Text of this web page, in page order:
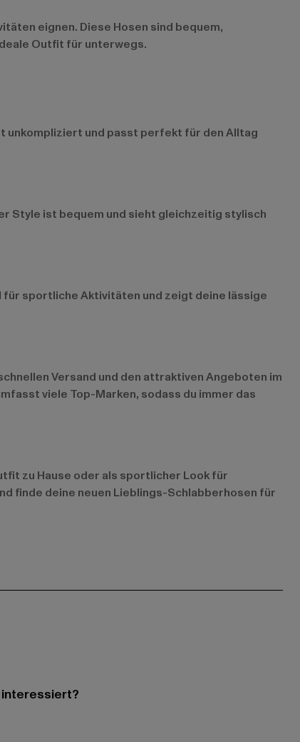
eignen. Diese Hosen sind bequem,
Outfit für unterwegs.
unkompliziert und passt perfekt für den Alltag
Style ist bequem und sieht gleichzeitig stylisch
für sportliche Aktivitäten und zeigt deine lässige
Versand und den attraktiven Angeboten im
viele Top-Marken, sodass du immer das
zu Hause oder als sportlicher Look für
finde deine neuen Lieblings-Schlabberhosen für